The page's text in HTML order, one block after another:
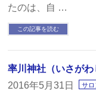
たのは、自 …
この記事を読む
率川神社（いさがわ
2016年5月31日
サロ